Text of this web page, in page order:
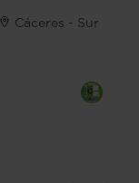
Cáceres - Sur